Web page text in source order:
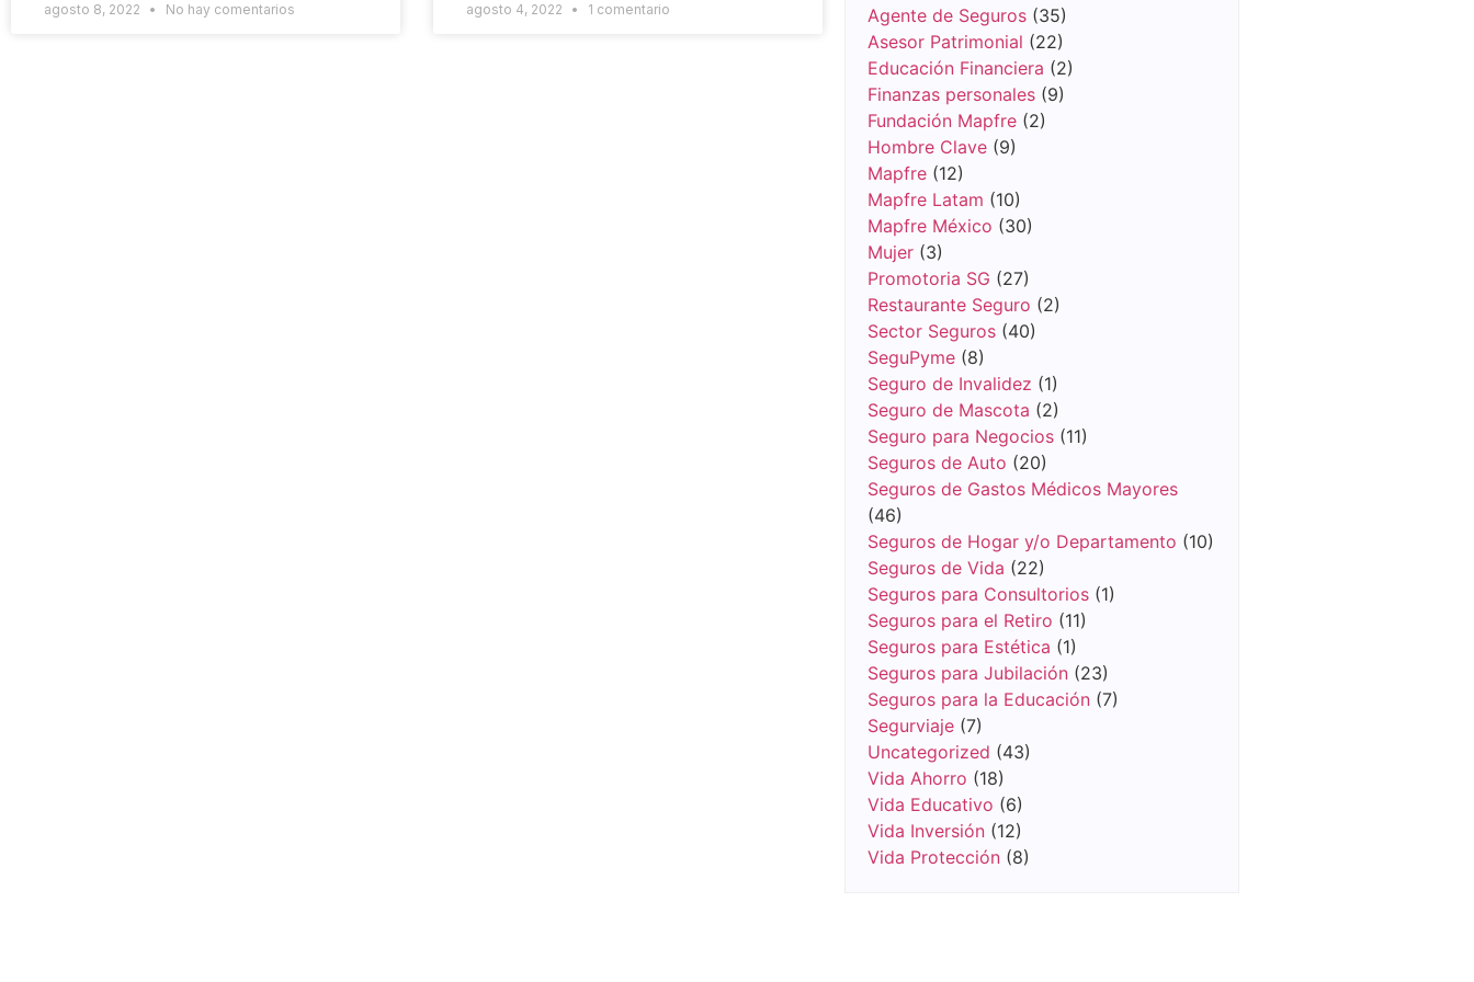
agosto 8, 2022 No hay comentarios agosto 4, 2022 1 comentario Agente de Seguros(35)
Asesor Patrimonial (22)
Educación Financiera (2)
Finanzas personales(9)
Fundación Mapfre(2)
Hombre Clave(9)
Mapfre(12)
Mapfre Latam (10)
Mapfre México (30)
Mujer(3)
Promotoria SG (27)
Restaurante Seguro (2)
Sector Seguros(40)
SeguPyme(8)
Seguro de Invalidez (1)
Seguro de Mascota (2)
Seguro para Negocios(11)
Seguros de Auto (20)
Seguros de Gastos Médicos Mayores
(46)
Seguros de Hogar y/o Departamento (10)
Seguros de Vida (22)
Seguros para Consultorios(1)
Seguros para el Retiro (11)
Seguros para Estética (1)
Seguros para Jubilación(23)
Seguros para la Educación(7)
Segurviaje(7)
Uncategorized (43)
Vida Ahorro (18)
Vida Educativo (6)
Vida Inversión(12)
Vida Protección(8)